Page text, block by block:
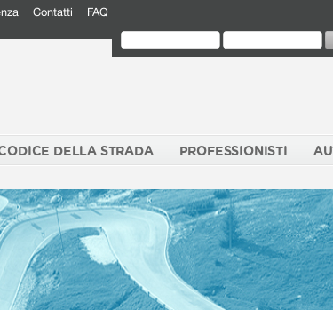
Contatti FAQ
DELLA STRADA PROFESSIONISTI